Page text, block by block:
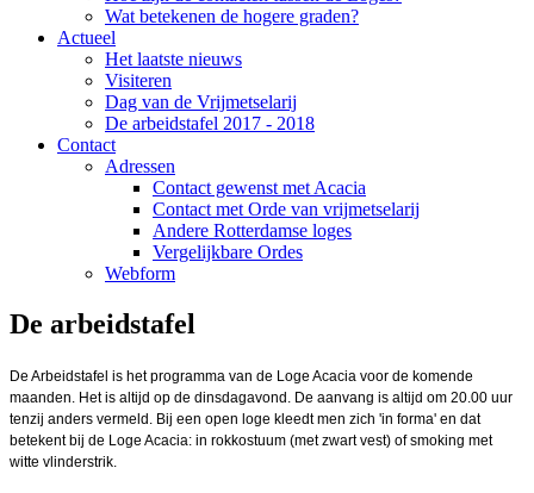
Wat betekenen de hogere graden?
Actueel
Het laatste nieuws
Visiteren
Dag van de Vrijmetselarij
De arbeidstafel 2017 - 2018
Contact
Adressen
Contact gewenst met Acacia
Contact met Orde van vrijmetselarij
Andere Rotterdamse loges
Vergelijkbare Ordes
Webform
De arbeidstafel
De Arbeidstafel is het programma van de Loge Acacia voor de komende
maanden. Het is altijd op de dinsdagavond. De aanvang is altijd om 20.00 uur
tenzij anders vermeld. Bij een open loge kleedt men zich 'in forma' en dat
betekent bij de Loge Acacia: in rokkostuum (met zwart vest) of smoking met
witte vlinderstrik.